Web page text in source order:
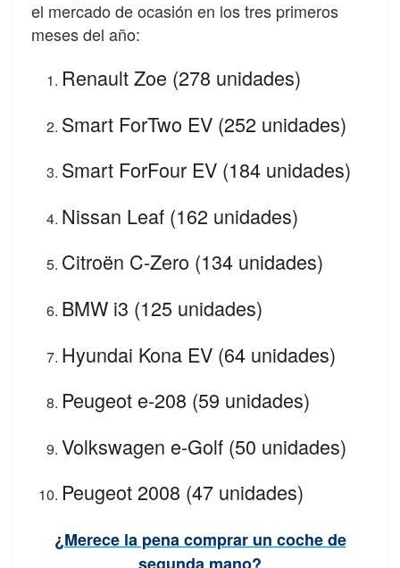
el mercado de ocasión en los tres primeros
meses del año:
Renault Zoe (278 unidades)
Smart ForTwo EV (252 unidades)
Smart ForFour EV (184 unidades)
Nissan Leaf (162 unidades)
Citroën C-Zero (134 unidades)
BMW i3 (125 unidades)
Hyundai Kona EV (64 unidades)
Peugeot e-208 (59 unidades)
Volkswagen e-Golf (50 unidades)
Peugeot 2008 (47 unidades)
¿Merece la pena comprar un coche de